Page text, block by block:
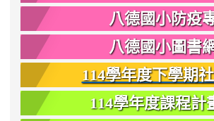
八德國小防疫
八德國小圖書
114學年度下學期
114學年度課程